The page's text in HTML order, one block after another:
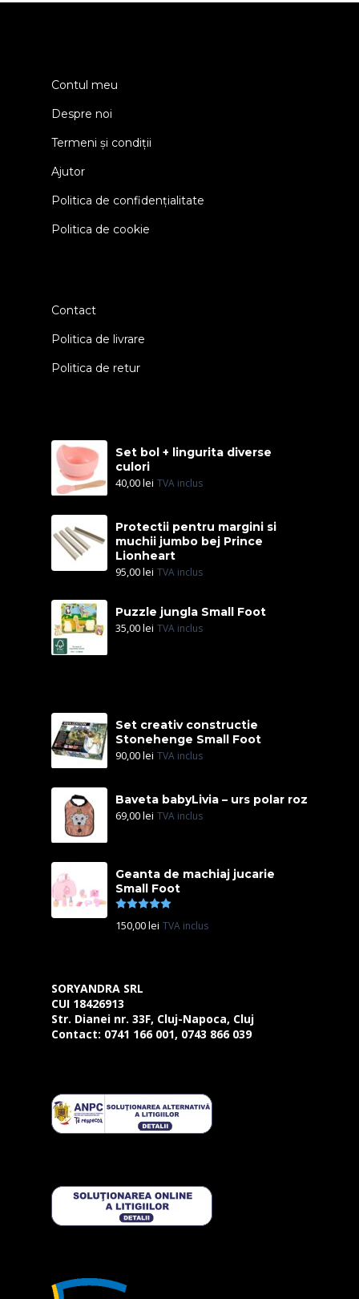
Contul meu
Despre noi
Termeni și condiții
Ajutor
Politica de confidențialitate
Politica de cookie
Contact
Politica de livrare
Politica de retur
Set bol + lingurita diverse
culori
40,00lei TVA inclus
Protectii pentru margini si
muchii jumbo bej Prince
Lionheart
95,00lei TVA inclus
Puzzle jungla Small Foot
35,00lei TVA inclus
Set creativ constructie
Stonehenge Small Foot
90,00lei TVA inclus
Baveta babyLivia – urs polar roz
69,00lei TVA inclus
Geanta de machiaj jucarie
Small Foot
150,00lei TVA inclus
SORYANDRA SRL
CUI 18426913
Str. Dianei nr. 33F, Cluj-Napoca, Cluj
Contact: 0741 166 001, 0743 866 039